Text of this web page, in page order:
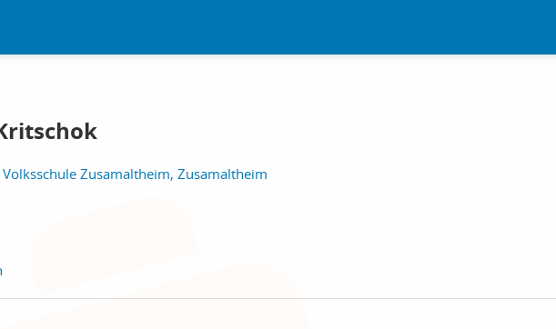
Volksschule Zusamaltheim, Zusamaltheim